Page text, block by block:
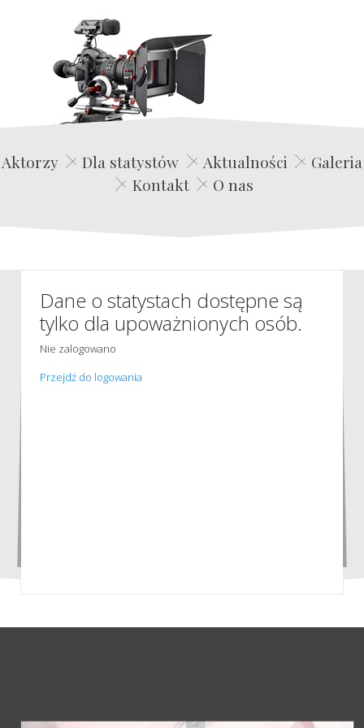
Edwin Film Agencja Aktorska
Aktorzy Dla statystów Aktualności
Galeria
Kontakt
O nas
Dane o statystach dostępne są
tylko dla upoważnionych osób.
Nie zalogowano
Przejdź do logowania